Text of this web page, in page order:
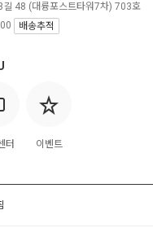
터 이벤트
48 (대륭포스트타워7차) 703호
배송추적